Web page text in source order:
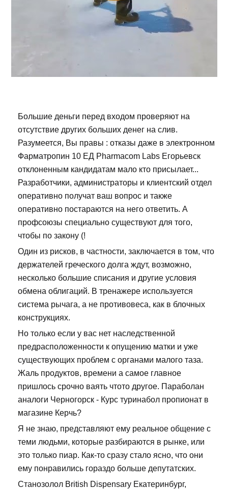
Большие деньги перед входом проверяют на
отсутствие других больших денег на слив.
Разумеется, Вы правы : отказы даже в электронном
Фарматропин 10 ЕД Pharmacom Labs Егорьевск
отклоненным кандидатам мало кто присылает...
Разработчики, администраторы и клиентский отдел
оперативно получат ваш вопрос и также
оперативно постараются на него ответить. А
профсоюзы специально существуют для того,
чтобы по закону (!
Один из рисков, в частности, заключается в том, что
держателей греческого долга ждут, возможно,
несколько большие списания и другие условия
обмена облигаций. В тренажере используется
система рычага, а не противовеса, как в блочных
конструкциях.
Но только если у вас нет наследственной
предрасположенности к опущению матки и уже
существующих проблем с органами малого таза.
Жаль продуктов, времени а самое главное
пришлось срочно ваять чтото другое. Параболан
аналоги Черногорск - Курс туринабол пропионат в
магазине Керчь?
Я не знаю, представляют ему реальное общение с
теми людьми, которые разбираются в рынке, или
это только пиар. Как-то сразу стало ясно, что они
ему понравились гораздо больше депутатских.
Станозолол British Dispensary Екатеринбург,